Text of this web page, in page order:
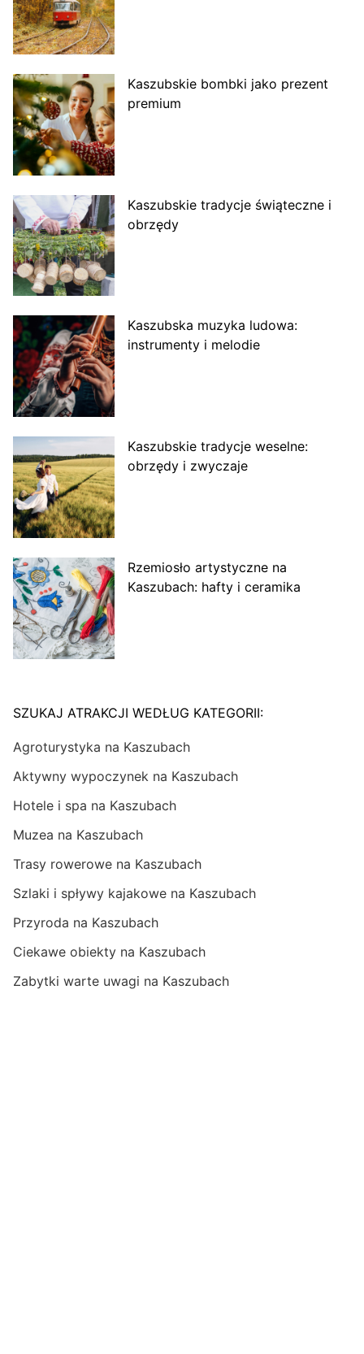
Kaszubskie bombki jako prezent
premium
Kaszubskie tradycje świąteczne i
obrzędy
Kaszubska muzyka ludowa:
instrumenty i melodie
Kaszubskie tradycje weselne:
obrzędy i zwyczaje
Rzemiosło artystyczne na
Kaszubach: hafty i ceramika
SZUKAJ ATRAKCJI WEDŁUG KATEGORII:
Agroturystyka na Kaszubach
Aktywny wypoczynek na Kaszubach
Hotele i spa na Kaszubach
Muzea na Kaszubach
Trasy rowerowe na Kaszubach
Szlaki i spływy kajakowe na Kaszubach
Przyroda na Kaszubach
Ciekawe obiekty na Kaszubach
Zabytki warte uwagi na Kaszubach